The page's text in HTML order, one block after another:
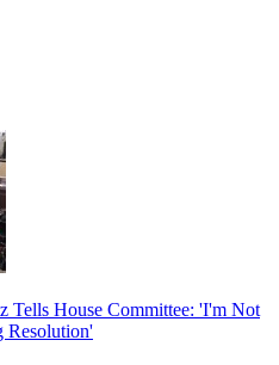
House Committee: 'I'm Not
Resolution'